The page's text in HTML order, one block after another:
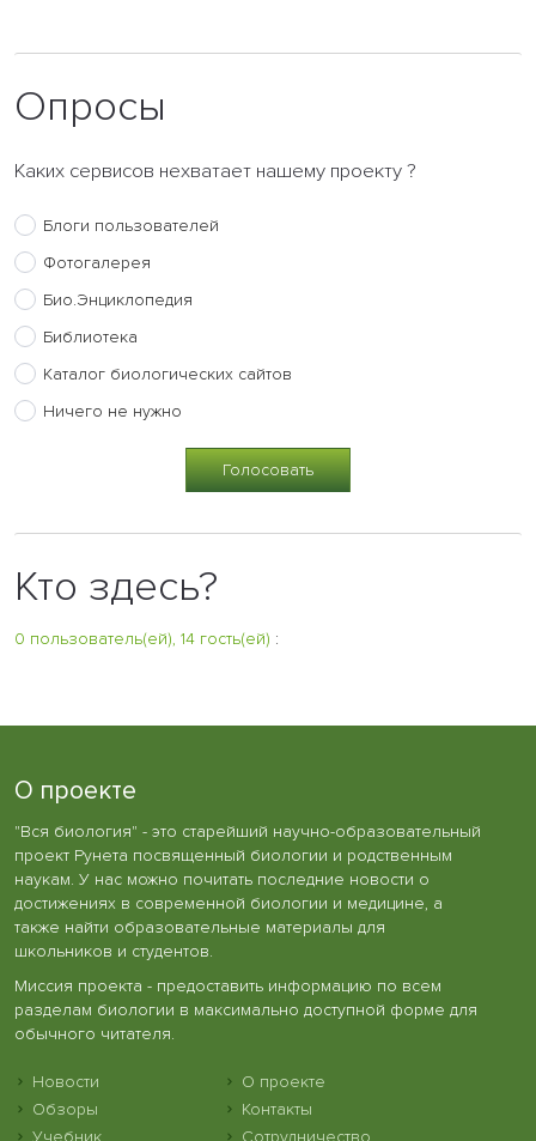
Опросы
Каких сервисов нехватает нашему проекту ?
Блоги пользователей
Фотогалерея
Био.Энциклопедия
Библиотека
Каталог биологических сайтов
Ничего не нужно
Кто здесь?
0 пользователь(ей), 14 гость(ей) :
О проекте
"Вся биология" - это старейший научно-образовательный
проект Рунета посвященный биологии и родственным
наукам. У нас можно почитать последние новости о
достижениях в современной биологии и медицине, а
также найти образовательные материалы для
школьников и студентов.
Миссия проекта - предоставить информацию по всем
разделам биологии в максимально доступной форме для
обычного читателя.
Новости
Обзоры
Учебник
О проекте
Контакты
Сотрудничество